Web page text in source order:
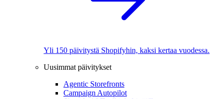
Yli 150 päivitystä Shopifyhin, kaksi kertaa vuodessa.
Uusimmat päivitykset
Agentic Storefronts
Campaign Autopilot